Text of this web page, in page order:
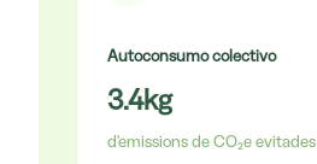
Autoconsumo colectivo
3.4kg
d'emissions de CO₂e evitades